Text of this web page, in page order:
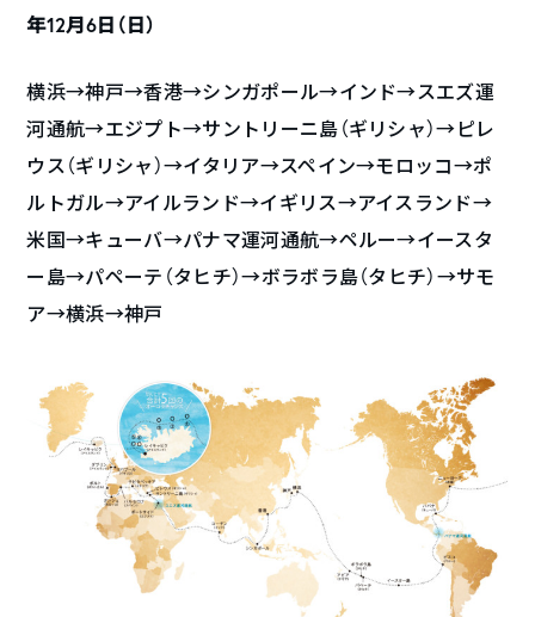
年12月6日（日）
横浜→神戸→香港→シンガポール→インド→スエズ運
河通航→エジプト→サントリーニ島（ギリシャ）→ピレ
ウス（ギリシャ）→イタリア→スペイン→モロッコ→ポ
ルトガル→アイルランド→イギリス→アイスランド→
米国→キューバ→パナマ運河通航→ペルー→イースタ
ー島→パペーテ（タヒチ）→ボラボラ島（タヒチ）→サモ
ア→横浜→神戸